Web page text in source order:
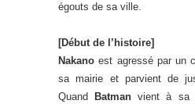
égouts de sa ville.
[Début de l’histoire]
Nakano est agressé par un
sa mairie et parvient de
Quand
Batman vient à sa